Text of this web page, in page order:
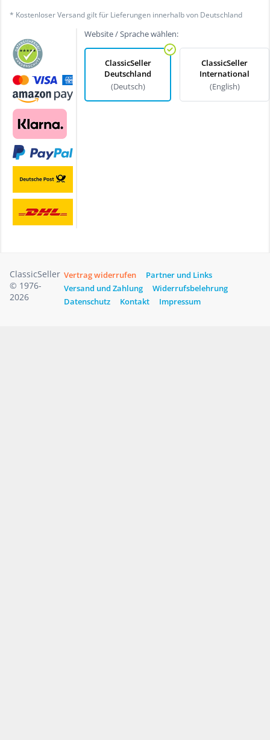
* Kostenloser Versand gilt für Lieferungen innerhalb von Deutschland
Website / Sprache wählen:
ClassicSeller
Deutschland
(Deutsch)
ClassicSeller
International
(English)
ClassicSeller
© 1976-
2026
Vertrag widerrufen
Partner und Links
Versand und Zahlung
Widerrufsbelehrung
Datenschutz
Kontakt Impressum